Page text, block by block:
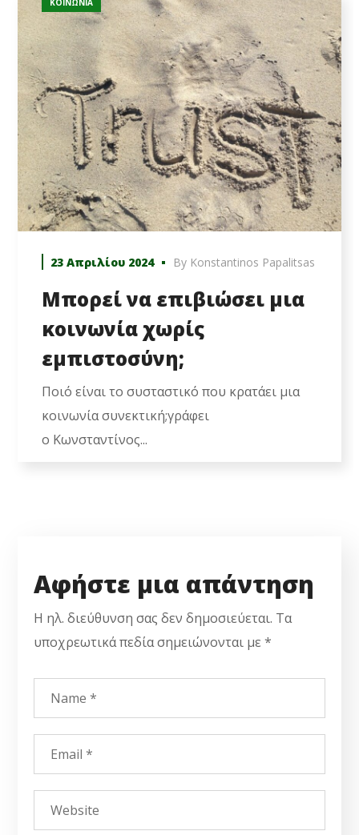
ΚΟΙΝΩΝΊΑ
23 Απριλίου 2024 By Konstantinos Papalitsas
Μπορεί να επιβιώσει μια
κοινωνία χωρίς
εμπιστοσύνη;
Ποιό είναι το συσταστικό που κρατάει μια
κοινωνία συνεκτική;γράφει
ο Κωνσταντίνος...
Αφήστε μια απάντηση
Η ηλ. διεύθυνση σας δεν δημοσιεύεται. Τα
υποχρεωτικά πεδία σημειώνονται με*